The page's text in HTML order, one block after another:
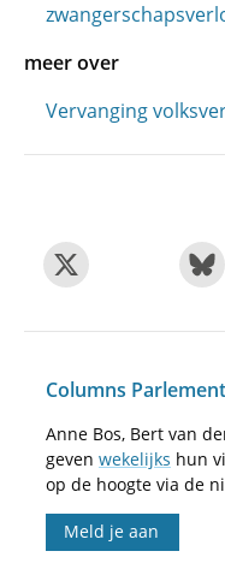
meer over
Vervanging
Columns
Anne Bos, Bert van
geven wekelijks hun
op de hoogte via de
Meld je aan